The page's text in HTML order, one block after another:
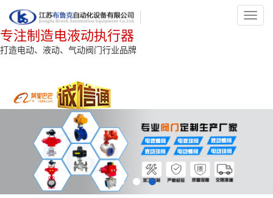
专注制造电液动执行器
打造电动、液动、气动阀门行业品牌